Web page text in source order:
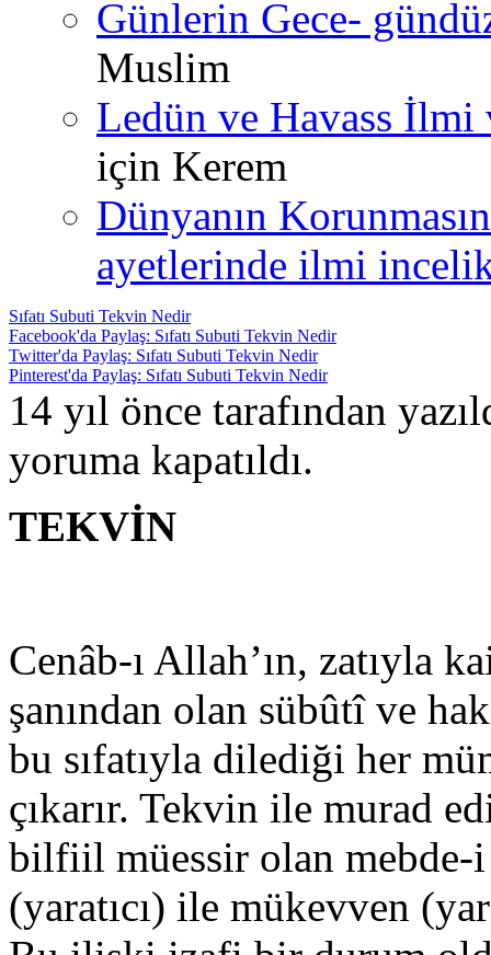
Günlerin Gece-
Muslim
Ledün ve Havass İlmi
için Kerem
Dünyanın
ayetlerinde ilmi
Sıfatı Subuti Tekvin Nedir
Facebook'da Paylaş: Sıfatı Subuti Tekvin Nedir
Twitter'da Paylaş: Sıfatı Subuti Tekvin Nedir
Pinterest'da Paylaş: Sıfatı Subuti Tekvin Nedir
14 yıl önce tarafından
yoruma kapatıldı.
TEKVİN
Cenâb-ı Allah’ın, zatıyla
şanından olan sübûtî ve
bu sıfatıyla dilediği her
çıkarır. Tekvin ile murad
bilfiil müessir olan
(yaratıcı) ile mükevven